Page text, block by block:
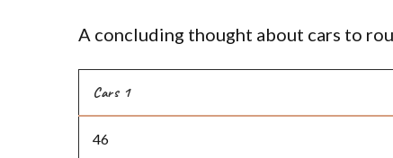
A concluding thought about cars to
Cars 1
46